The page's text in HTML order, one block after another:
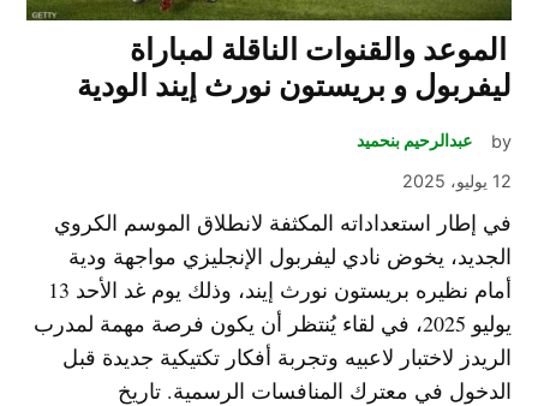
الموعد والقنوات الناقلة لمباراة
ليفربول و بريستون نورث إيند الودية
by
عبدالرحيم بنحميد
12 يوليو، 2025
في إطار استعداداته المكثفة لانطلاق الموسم الكروي
الجديد، يخوض نادي ليفربول الإنجليزي مواجهة ودية
أمام نظيره بريستون نورث إيند، وذلك يوم غد الأحد 13
يوليو 2025، في لقاء يُنتظر أن يكون فرصة مهمة لمدرب
الريدز لاختبار لاعبيه وتجربة أفكار تكتيكية جديدة قبل
الدخول في معترك المنافسات الرسمية. تاريخ